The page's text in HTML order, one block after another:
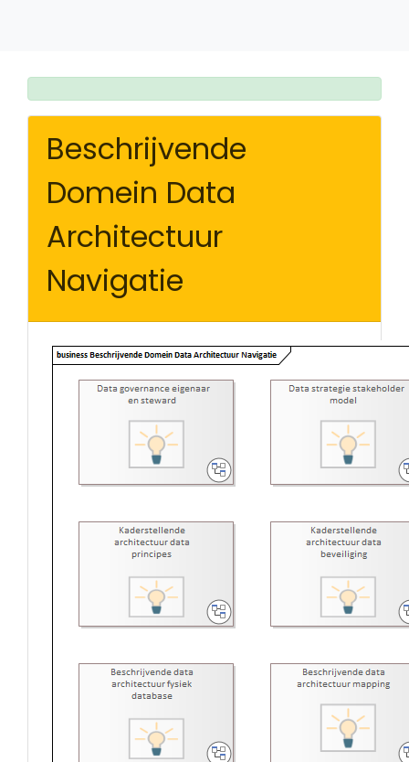
Beschrijvende
Domein Data
Architectuur
Navigatie